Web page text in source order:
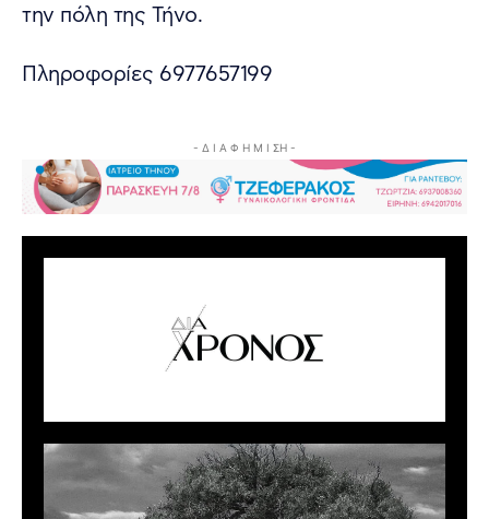
την πόλη της Τήνο.
Πληροφορίες 6977657199
- Δ Ι Α Φ Η Μ Ι ΣΗ -